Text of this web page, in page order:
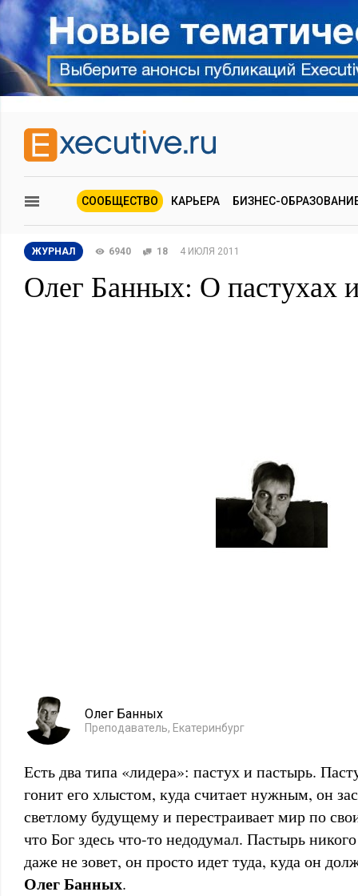
СООБЩЕСТВО КАРЬЕРА БИЗНЕС-
ЖУРНАЛ 6940 18 4 ИЮЛЯ 2011
Олег Банных: О пастухах
Олег Банных
Преподаватель, Екатеринбург
Есть два типа «лидера»: пастух и пастырь.
гонит его хлыстом, куда считает нужным, он
светлому будущему и перестраивает мир по
что Бог здесь что-то недодумал. Пастырь
даже не зовет, он просто идет туда, куда он
Олег Банных.